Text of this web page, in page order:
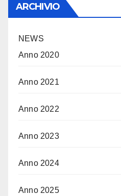
ARCHIVIO
NEWS
Anno 2020
Anno 2021
Anno 2022
Anno 2023
Anno 2024
Anno 2025